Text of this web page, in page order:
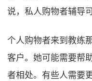
说，私人购物者辅导
个人购物者来到教练
客户。她可能需要帮
者相处。有些人需要